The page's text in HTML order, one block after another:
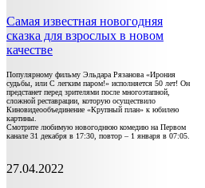
Самая известная новогодняя
сказка для взрослых в новом
качестве
Популярному фильму Эльдара Рязанова «Ирония
судьбы, или С легким паром!» исполняется 50 лет! Он
предстанет перед зрителями после многоэтапной,
сложной реставрации, которую осуществило
Киновидеообъединение «Крупный план» к юбилею
картины.
Смотрите любимую новогоднюю комедию на Первом
канале 31 декабря в 17:30, повтор – 1 января в 07:05.
27.04.2022